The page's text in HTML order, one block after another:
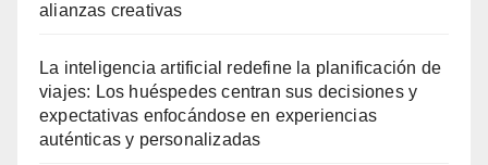
alianzas creativas
La inteligencia artificial redefine la planificación de
viajes: Los huéspedes centran sus decisiones y
expectativas enfocándose en experiencias
auténticas y personalizadas